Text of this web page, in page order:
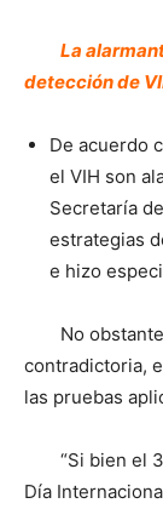
La
detección de
De acuerdo
el VIH son
Secretaría
estrategias
e hizo
No
contradictoria,
las pruebas
“Si bien el
Día